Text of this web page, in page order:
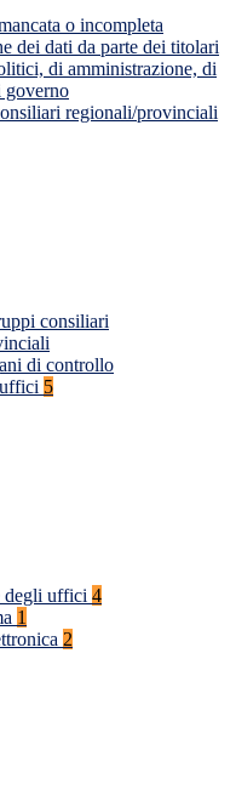
o incompleta
dei dati da parte dei titolari
di amministrazione, di
governo
regionali/provinciali
consiliari
di controllo
5
degli uffici 4
1
2